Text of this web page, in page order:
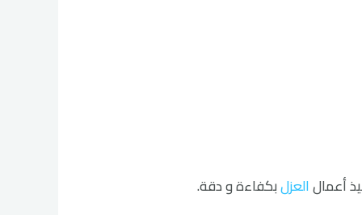
أعمالالعزلبكفاءة و دقة.